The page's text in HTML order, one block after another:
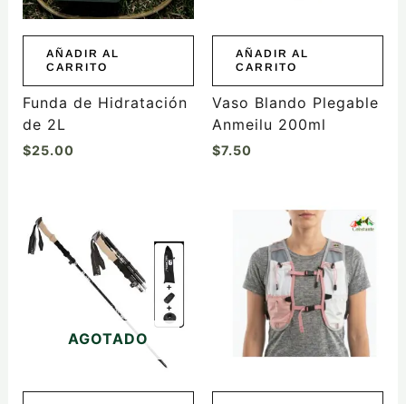
AÑADIR AL
CARRITO
Funda de Hidratación
de 2L
$25.00
AÑADIR AL
CARRITO
Vaso Blando Plegable
Anmeilu 200ml
$7.50
AGOTADO
producto
tiene
múltiples
opciones
múltiples
variantes.
opciones